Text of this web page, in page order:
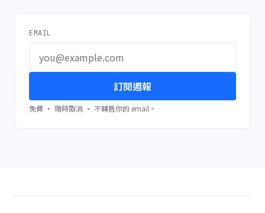
EMAIL
訂閱週報
免費 · 隨時取消 · 不轉售你的 email。